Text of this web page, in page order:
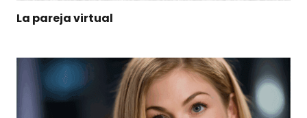
La pareja virtual